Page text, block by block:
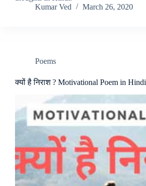
Kumar Ved
March 26, 2020
Poems
क्यों है निराश ? Motivational Poem in Hindi